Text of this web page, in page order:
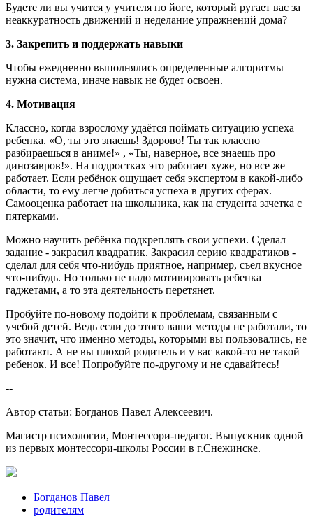
Будете ли вы учится у учителя по йоге, который ругает вас за
неаккуратность движений и неделание упражнений дома?
3. Закрепить и поддержать навыки
Чтобы ежедневно выполнялись определенные алгоритмы
нужна система, иначе навык не будет освоен.
4. Мотивация
Классно, когда взрослому удаётся поймать ситуацию успеха
ребенка. «О, ты это знаешь! Здорово! Ты так классно
разбираешься в аниме!» , «Ты, наверное, все знаешь про
динозавров!». На подростках это работает хуже, но все же
работает. Если ребёнок ощущает себя экспертом в какой-либо
области, то ему легче добиться успеха в других сферах.
Самооценка работает на школьника, как на студента зачетка с
пятерками.
Можно научить ребёнка подкреплять свои успехи. Сделал
задание - закрасил квадратик. Закрасил серию квадратиков -
сделал для себя что-нибудь приятное, например, съел вкусное
что-нибудь. Но только не надо мотивировать ребенка
гаджетами, а то эта деятельность перетянет.
Пробуйте по-новому подойти к проблемам, связанным с
учебой детей. Ведь если до этого ваши методы не работали, то
это значит, что именно методы, которыми вы пользовались, не
работают. А не вы плохой родитель и у вас какой-то не такой
ребенок. И все! Попробуйте по-другому и не сдавайтесь!
--
Автор статьи: Богданов Павел Алексеевич.
Магистр психологии, Монтессори-педагог. Выпускник одной
из первых монтессори-школы России в г.Снежинске.
Богданов Павел
родителям